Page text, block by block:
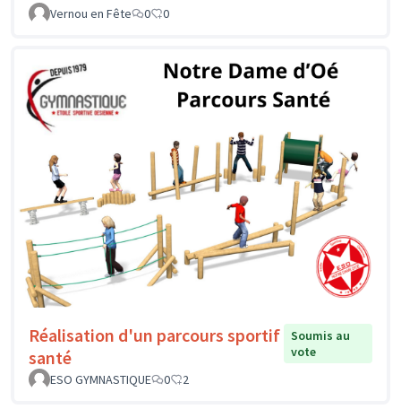
Vernou en Fête 0 0
Réalisation d'un parcours sportif
santé
Soumis au
vote
ESO GYMNASTIQUE
0 2